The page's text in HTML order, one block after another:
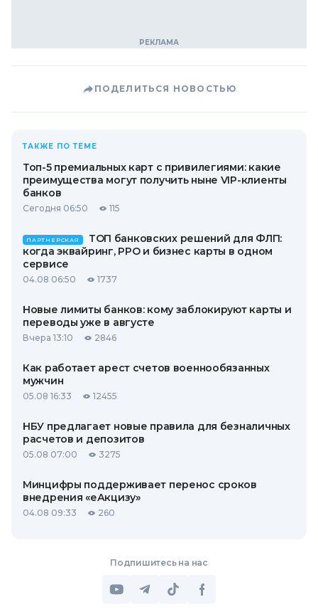
ПОДЕЛИТЬСЯ НОВОСТЬЮ
ТАКЖЕ ПО ТЕМЕ
Топ-5 премиальных карт с привилегиями: какие
преимущества могут получить ныне VIP-клиенты
банков
Сегодня 06:50 115
ПАРТНЕРСКАЯ
ТОП банковских решений для ФЛП:
когда эквайринг, РРО и бизнес карты в одном
сервисе
04.08 06:50 1737
Новые лимиты банков: кому заблокируют карты и
переводы уже в августе
Вчера 13:10 2846
Как работает арест счетов военнообязанных
мужчин
05.08 16:33 12455
НБУ предлагает новые правила для безналичных
расчетов и депозитов
05.08 07:00 3275
Минцифры поддерживает перенос сроков
внедрения «еАкцизу»
04.08 09:33 260
Подпишитесь на нас